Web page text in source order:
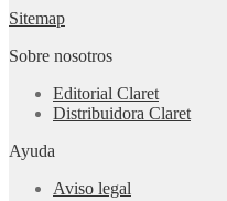
Sitemap
Sobre nosotros
Editorial Claret
Distribuidora Claret
Ayuda
Aviso legal